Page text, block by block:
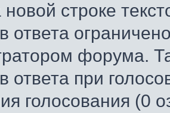
новой строке
ответа
форума.
ответа при
голосования (0